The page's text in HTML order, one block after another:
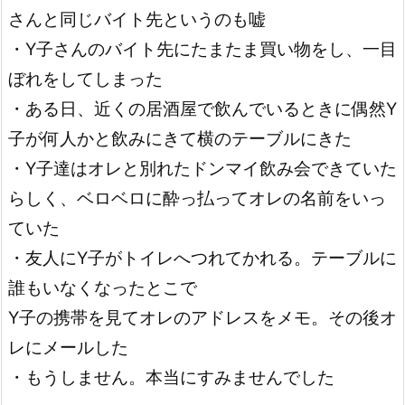
さんと同じバイト先というのも嘘
・Y子さんのバイト先にたまたま買い物をし、一目
ぼれをしてしまった
・ある日、近くの居酒屋で飲んでいるときに偶然Y
子が何人かと飲みにきて横のテーブルにきた
・Y子達はオレと別れたドンマイ飲み会できていた
らしく、ベロベロに酔っ払ってオレの名前をいっ
ていた
・友人にY子がトイレへつれてかれる。テーブルに
誰もいなくなったとこで
Y子の携帯を見てオレのアドレスをメモ。その後オ
レにメールした
・もうしません。本当にすみませんでした